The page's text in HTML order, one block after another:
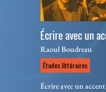
Écrire avec un
Raoul Boudreau
Études littéraires
Écrire avec un accent